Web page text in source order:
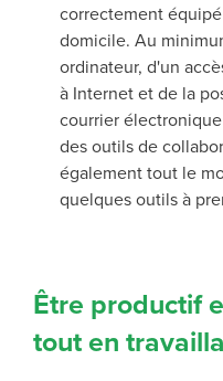
correctement
domicile. Au
ordinateur, d'un
à Internet et de la
courrier
des outils de
également tout le
quelques outils à
Être productif
tout en